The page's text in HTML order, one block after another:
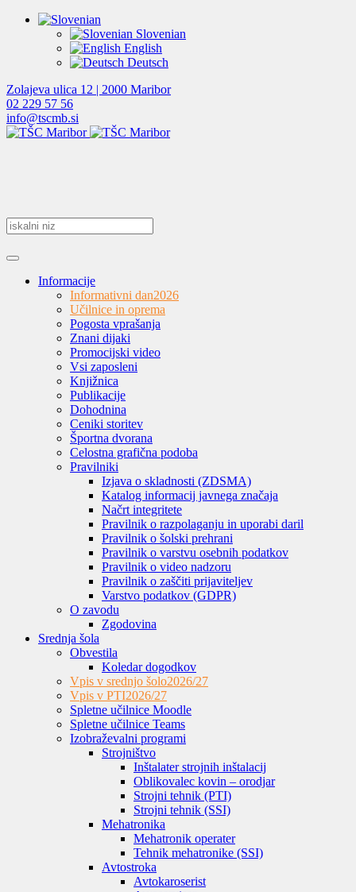
Slovenian
English
Deutsch
Zolajeva ulica 12 | 2000 Maribor
02 229 57 56
info@tscmb.si
Informacije
Informativni dan2026
Učilnice in oprema
Pogosta vprašanja
Znani dijaki
Promocijski video
Vsi zaposleni
Knjižnica
Publikacije
Dohodnina
Ceniki storitev
Športna dvorana
Celostna grafična podoba
Pravilniki
Izjava o skladnosti (ZDSMA)
Katalog informacij javnega značaja
Načrt integritete
Pravilnik o razpolaganju in uporabi daril
Pravilnik o šolski prehrani
Pravilnik o varstvu osebnih podatkov
Pravilnik o video nadzoru
Pravilnik o zaščiti prijaviteljev
Varstvo podatkov (GDPR)
O zavodu
Zgodovina
Srednja šola
Obvestila
Koledar dogodkov
Vpis v srednjo šolo2026/27
Vpis v PTI2026/27
Spletne učilnice Moodle
Spletne učilnice Teams
Izobraževalni programi
Strojništvo
Inštalater strojnih inštalacij
Oblikovalec kovin – orodjar
Strojni tehnik (PTI)
Strojni tehnik (SSI)
Mehatronika
Mehatronik operater
Tehnik mehatronike (SSI)
Avtostroka
Avtokaroserist